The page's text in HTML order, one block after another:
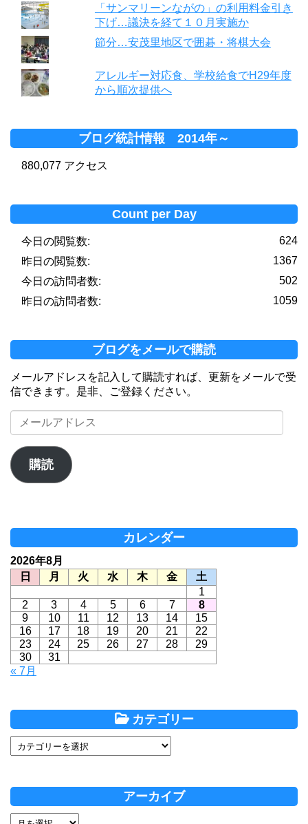
「サンマリーンながの」の利用料金引き
下げ…議決を経て１０月実施か
節分…安茂里地区で囲碁・将棋大会
アレルギー対応食、学校給食でH29年度
から順次提供へ
ブログ統計情報 2014年～
880,077 アクセス
Count per Day
624
今日の閲覧数:
1367
昨日の閲覧数:
502
今日の訪問者数:
1059
昨日の訪問者数:
ブログをメールで購読
メールアドレスを記入して購読すれば、更新をメールで受
信できます。是非、ご登録ください。
メ
ー
ア
ド
購読
カレンダー
2026年8月
日
月 火 水 木 金
土
1
2
3 4 5 6 7
8
9
10 11 12 13 14
15
16
17 18 19 20 21
22
23
24 25 26 27 28
29
30
31
« 7月
カテゴリー
アーカイブ